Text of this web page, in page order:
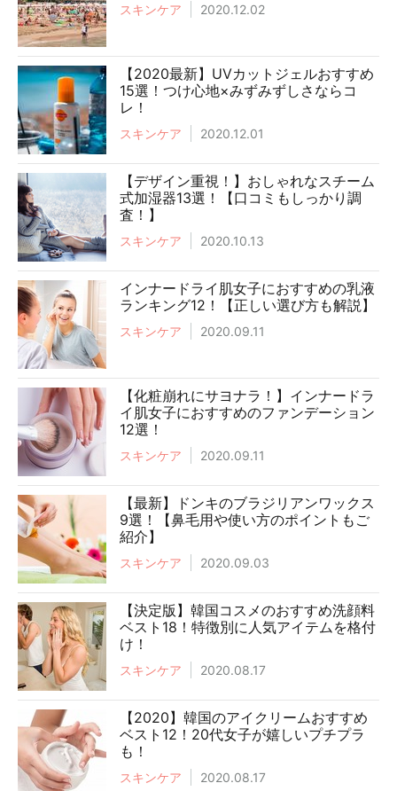
スキンケア 2020.12.02
【2020最新】UVカットジェルおすすめ
15選！つけ心地×みずみずしさならコ
レ！
スキンケア 2020.12.01
【デザイン重視！】おしゃれなスチーム
式加湿器13選！【口コミもしっかり調
査！】
スキンケア 2020.10.13
インナードライ肌女子におすすめの乳液
ランキング12！【正しい選び方も解説】
スキンケア 2020.09.11
【化粧崩れにサヨナラ！】インナードラ
イ肌女子におすすめのファンデーション
12選！
スキンケア 2020.09.11
【最新】ドンキのブラジリアンワックス
9選！【鼻毛用や使い方のポイントもご
紹介】
スキンケア 2020.09.03
【決定版】韓国コスメのおすすめ洗顔料
ベスト18！特徴別に人気アイテムを格付
け！
スキンケア 2020.08.17
【2020】韓国のアイクリームおすすめ
ベスト12！20代女子が嬉しいプチプラ
も！
スキンケア 2020.08.17